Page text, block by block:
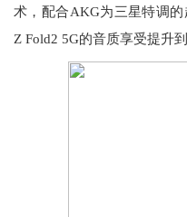
术，配合AKG为三星特调
Z Fold2 5G的音质享受提升